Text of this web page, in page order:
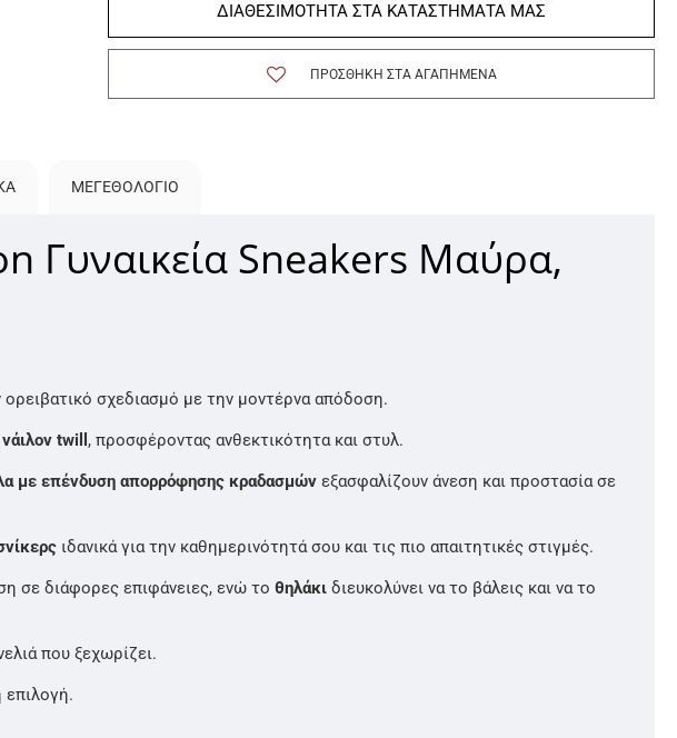
ΔΙΑΘΕΣΙΜΟΤΗΤΑ ΣΤΑ ΚΑΤΑΣΤΗΜΑΤΑ ΜΑΣ
ΠΡΟΣΘΉΚΗ ΣΤΑ ΑΓΑΠΗΜΈΝΑ
ΜΕΓΕΘΟΛΌΓΙΟ
Γυναικεία Sneakers Μαύρα,
σχεδιασμό με την μοντέρνα απόδοση.
νάιλον twill , προσφέροντας ανθεκτικότητα και στυλ.
με επένδυση απορρόφησης κραδασμών εξασφαλίζουν άνεση και προστασία σε
ιδανικά για την καθημερινότητά σου και τις πιο απαιτητικές στιγμές.
σε διάφορες επιφάνειες, ενώ το θηλάκι διευκολύνει να το βάλεις και να το
που ξεχωρίζει.
επιλογή.